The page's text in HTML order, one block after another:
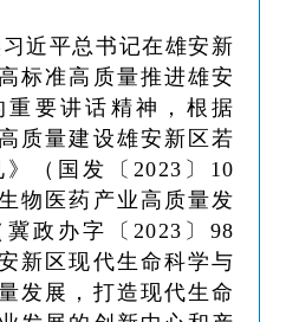
近平总书记在雄安新
标准高质量推进雄安
要讲话精神，根据
质量建设雄安新区若
（国发〔2023〕10
物医药产业高质量发
政办字〔2023〕98
新区现代生命科学与
发展，打造现代生命